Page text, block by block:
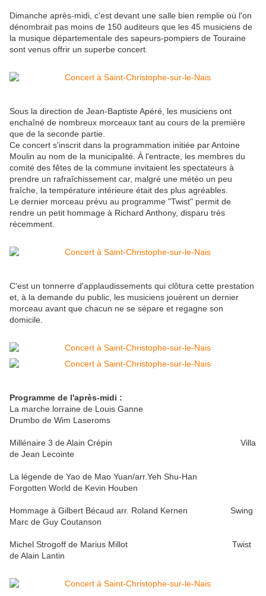
Dimanche après-midi, c'est devant une salle bien remplie où l'on
dénombrait pas moins de 150 auditeurs que les 45 musiciens de
la musique départementale des sapeurs-pompiers de Touraine
sont venus offrir un superbe concert.
Sous la direction de Jean-Baptiste Apéré, les musiciens ont
enchaîné de nombreux morceaux tant au cours de la première
que de la seconde partie.
Ce concert s'inscrit dans la programmation initiée par Antoine
Moulin au nom de la municipalité. À l'entracte, les membres du
comité des fêtes de la commune invitaient les spectateurs à
prendre un rafraîchissement car, malgré une météo un peu
fraîche, la température intérieure était des plus agréables.
Le dernier morceau prévu au programme "Twist" permit de
rendre un petit hommage à Richard Anthony, disparu très
récemment.
C'est un tonnerre d'applaudissements qui clôtura cette prestation
et, à la demande du public, les musiciens jouèrent un dernier
morceau avant que chacun ne se sépare et regagne son
domicile.
Programme de l'après-midi :
La marche lorraine de Louis Ganne
Drumbo de Wim Laseroms
Millénaire 3 de Alain Crépin Villa
de Jean Lecointe
La légende de Yao de Mao Yuan/arr.Yeh Shu-Han
Forgotten World de Kevin Houben
Hommage à Gilbert Bécaud arr. Roland Kernen Swing
Marc de Guy Coutanson
Michel Strogoff de Marius Millot Twist
de Alain Lantin